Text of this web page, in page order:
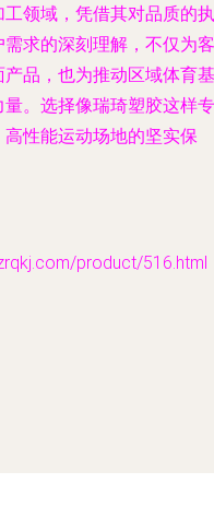
领域，凭借其对品质的执
求的深刻理解，不仅为客
品，也为推动区域体育基
。选择像瑞琦塑胶这样专
性能运动场地的坚实保
product/516.html